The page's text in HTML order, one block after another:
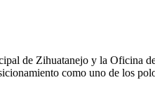
de Zihuatanejo y la Oficina
como uno de los